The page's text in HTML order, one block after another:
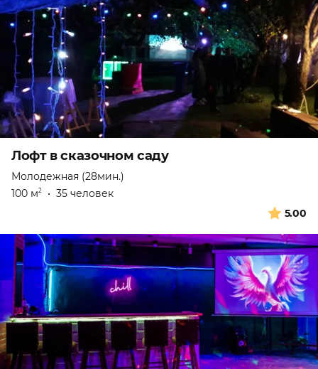
Лофт в сказочном саду
Молодежная (28мин.)
100 м2 • 35 человек
5.00